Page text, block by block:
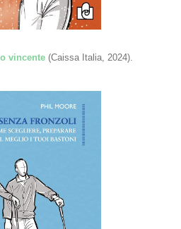
vincente(Caissa Italia, 2024).